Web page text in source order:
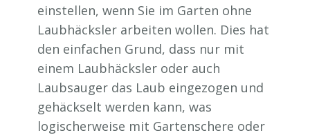
einstellen, wenn Sie im Garten ohne
Laubhäcksler arbeiten wollen. Dies hat
den einfachen Grund, dass nur mit
einem Laubhäcksler oder auch
Laubsauger das Laub eingezogen und
gehäckselt werden kann, was
logischerweise mit Gartenschere oder